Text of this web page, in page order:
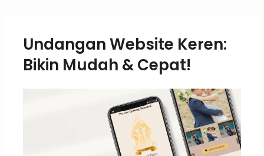
Undangan Website Keren:
Bikin Mudah & Cepat!